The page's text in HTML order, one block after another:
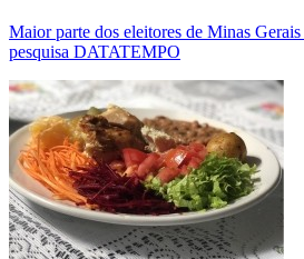
Maior parte dos eleitores de Minas
pesquisa DATATEMPO